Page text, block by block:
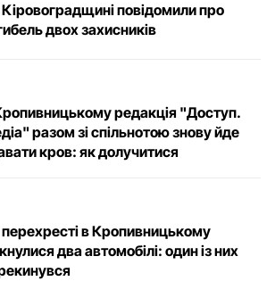
повідомили про
двох захисників
редакція "Доступ.
разом зі спільнотою знову йде
кров: як долучитися
в Кропивницькому
два автомобілі: один із них